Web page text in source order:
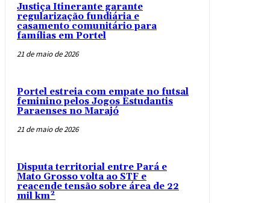
Justiça Itinerante garante
regularização fundiária e
casamento comunitário para
famílias em Portel
21 de maio de 2026
Portel estreia com empate no futsal
feminino pelos Jogos Estudantis
Paraenses no Marajó
21 de maio de 2026
Disputa territorial entre Pará e
Mato Grosso volta ao STF e
reacende tensão sobre área de 22
mil km²